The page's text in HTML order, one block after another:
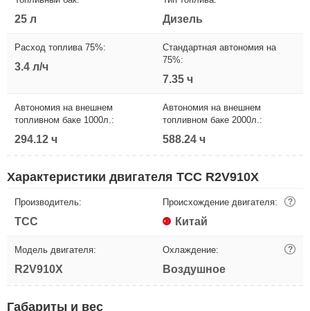
25 л Дизель
Расход топлива 75%:
3.4 л/ч
Стандартная автономия на
75%:
7.35 ч
Автономия на внешнем
топливном баке 1000л.:
294.12 ч
Автономия на внешнем
топливном баке 2000л.:
588.24 ч
Характеристики двигателя ТСС R2V910X
Производитель:
ТСС
Происхождение двигателя: ?
Китай
Модель двигателя:
R2V910X
Охлаждение: ?
Воздушное
Габариты и вес